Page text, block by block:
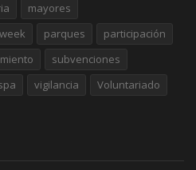
mayores
parques
participación
subvenciones
vigilancia Voluntariado